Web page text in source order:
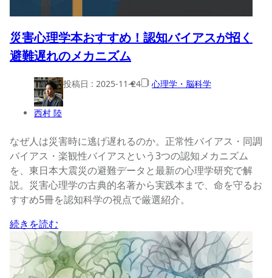
災害心理学本おすすめ！認知バイアスが招く
避難遅れのメカニズム
西村 陸
投稿日 : 2025-11-24 心理学・脳科学
なぜ人は災害時に逃げ遅れるのか。正常性バイアス・同調
バイアス・楽観性バイアスという3つの認知メカニズム
を、東日本大震災の避難データと最新の心理学研究で解
説。災害心理学の古典的名著から実践本まで、命を守るお
すすめ5冊を認知科学の視点で厳選紹介。
続きを読む